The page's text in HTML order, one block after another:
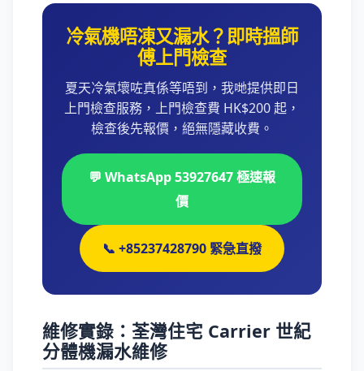
冷氣機唔凍又漏水？即時搵師
傅上門檢查
夏天冷氣壞咗真係等唔到，我哋提供即日
上門檢查服務，上門檢查費 HK$200 起，
檢查後先報價，絕無隱藏收費。
💬 WhatsApp 53927647 極速報
價
📞 +85237428790 緊急直撥
維修實錄：荃灣住宅 Carrier 世紀
分體機漏水維修